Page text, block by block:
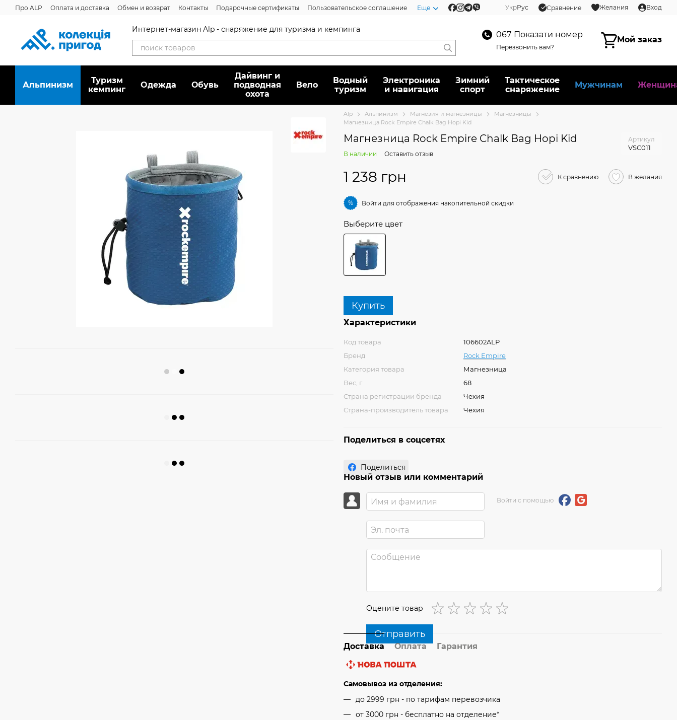
Перейти к основному контенту
Про ALP Оплата и доставка Обмен и возврат Контакты Подарочные сертификаты Пользовательское соглашение Еще УкрРус Сравнение Желания Вход
Интернет-магазин Alp - снаряжение для туризма и кемпинга
067 Показати номер
Перезвонить вам?
Мой заказ
Альпинизм
Туризм
кемпинг
Oдежда Обувь
Дайвинг и
подводная
охота
Вело
Водный
туризм
Электроника
и навигация
Зимний
спорт
Тактическое
снаряжение
Мужчинам
Alp Альпинизм Магнезия и магнезницы
Магнезницы
Магнезница Rock Empire Chalk Bag Hopi Kid
Магнезница Rock Empire Chalk Bag Hopi Kid Артикул
VSC011
В наличии Оставить отзыв
1 238 грн К сравнению В желания
% Войти для отображения накопительной скидки
Выберите цвет
Купить
Характеристики
Код товара
106602ALP
Бренд
Rock Empire
Категория товара
Магнезница
Вес, г
68
Страна регистрации бренда
Чехия
Страна-производитель товара
Чехия
Поделиться в соцсетях
Поделиться
Новый отзыв или комментарий
Войти с помощью
Оцените товар
Отправить
Доставка Оплата Гарантия
Самовывоз из отделения:
до 2999 грн - по тарифам перевозчика
от 3000 грн - бесплатно на отделение*